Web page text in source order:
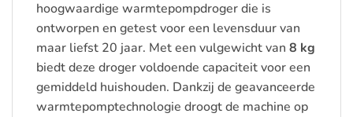
hoogwaardige warmtepompdroger die is
ontworpen en getest voor een levensduur van
maar liefst 20 jaar. Met een vulgewicht van 8 kg
biedt deze droger voldoende capaciteit voor een
gemiddeld huishouden. Dankzij de geavanceerde
warmtepomptechnologie droogt de machine op